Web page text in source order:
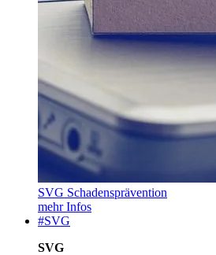
SVG Schadensprävention
mehr Infos
#SVG
SVG